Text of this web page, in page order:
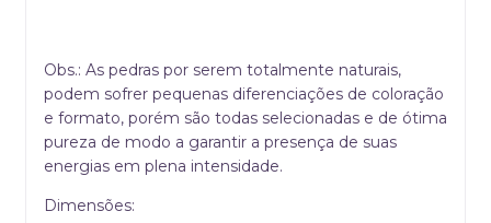
Obs.: As pedras por serem totalmente naturais,
podem sofrer pequenas diferenciações de coloração
e formato, porém são todas selecionadas e de ótima
pureza de modo a garantir a presença de suas
energias em plena intensidade.
Dimensões: